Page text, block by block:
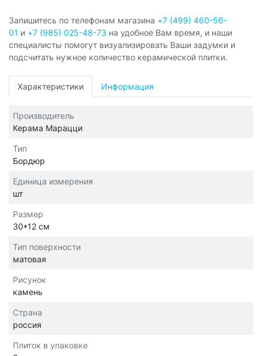
Запишитесь по телефонам магазина +7 (499) 460-56-
01 и +7 (985) 025-48-73 на удобное Вам время, и наши
специалисты помогут визуализировать Ваши задумки и
подсчитать нужное количество керамической плитки.
Характеристики Информация
Производитель
Керама Марацци
Тип
Бордюр
Единица измерения
шт
Размер
30*12 см
Тип поверхности
матовая
Рисунок
камень
Страна
россия
Плиток в упаковке